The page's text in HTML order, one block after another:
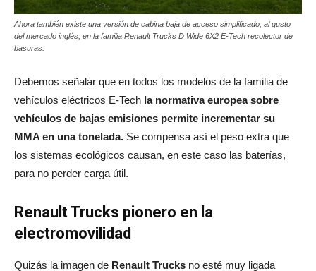
Ahora también existe una versión de cabina baja de acceso simplificado, al gusto
del mercado inglés, en la familia Renault Trucks D Wide 6X2 E-Tech recolector de
basuras.
Debemos señalar que en todos los modelos de la familia de
vehículos eléctricos E-Tech la normativa europea sobre
vehículos de bajas emisiones permite incrementar su
MMA en una tonelada. Se compensa así el peso extra que
los sistemas ecológicos causan, en este caso las baterías,
para no perder carga útil.
Renault Trucks pionero en la
electromovilidad
Quizás la imagen de Renault Trucks no esté muy ligada